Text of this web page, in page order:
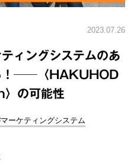
2023.07.26
ィングシステムのあ
！──〈HAKUHOD
の可能性
ーケティングシステム